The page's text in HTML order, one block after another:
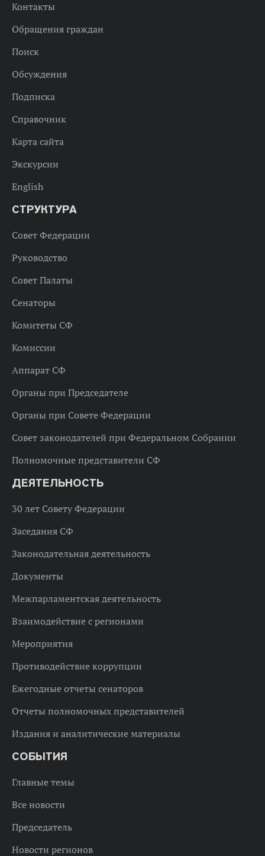
Контакты
Обращения граждан
Поиск
Обсуждения
Подписка
Справочник
Карта сайта
Экскурсии
English
СТРУКТУРА
Совет Федерации
Руководство
Совет Палаты
Сенаторы
Комитеты СФ
Комиссии
Аппарат СФ
Органы при Председателе
Органы при Совете Федерации
Совет законодателей при Федеральном Собрании
Полномочные представители СФ
ДЕЯТЕЛЬНОСТЬ
30 лет Совету Федерации
Заседания СФ
Законодательная деятельность
Документы
Межпарламентская деятельность
Взаимодействие с регионами
Мероприятия
Противодействие коррупции
Ежегодные отчеты сенаторов
Отчеты полномочных представителей
Издания и аналитические материалы
СОБЫТИЯ
Главные темы
Все новости
Председатель
Новости регионов